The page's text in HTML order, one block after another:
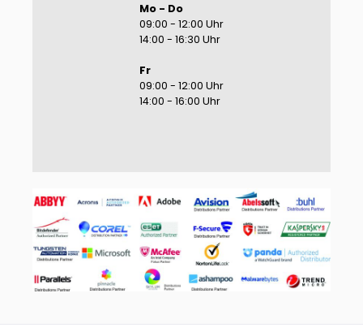
Mo - Do
09:00 - 12:00 Uhr
14:00 - 16:30 Uhr
Fr
09:00 - 12:00 Uhr
14:00 - 16:00 Uhr